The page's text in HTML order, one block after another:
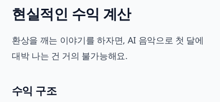
현실적인 수익 계산
환상을 깨는 이야기를 하자면, AI 음악으로 첫 달에
대박 나는 건 거의 불가능해요.
수익 구조